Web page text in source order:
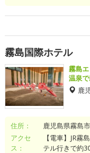
霧島国際ホテル
霧島
温泉
鹿
住所：
鹿児島県霧島
アクセ
ス：
【電車】JR霧
テル行きで約